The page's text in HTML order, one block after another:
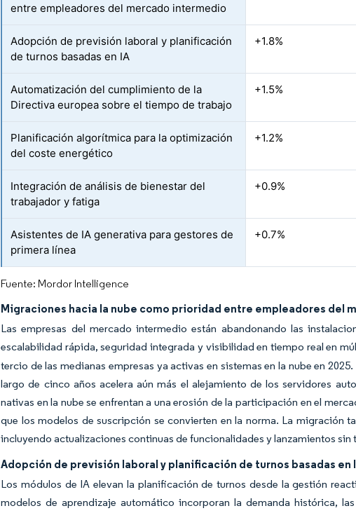
entre empleadores del mercado intermedio
Adopción de previsión laboral y planificación
de turnos basadas en IA
+1.8%
Automatización del cumplimiento de la
Directiva europea sobre el tiempo de trabajo
+1.5%
Planificación algorítmica para la optimización
del coste energético
+1.2%
Integración de análisis de bienestar del
trabajador y fatiga
+0.9%
Asistentes de IA generativa para gestores de
primera línea
+0.7%
Fuente: Mordor Intelligence
Migraciones hacia la nube como prioridad entre empleadores del
Las empresas del mercado intermedio están abandonando las
escalabilidad rápida, seguridad integrada y visibilidad en tiempo real en
tercio de las medianas empresas ya activas en sistemas en la nube en
largo de cinco años acelera aún más el alejamiento de los servidores
nativas en la nube se enfrentan a una erosión de la participación en el
que los modelos de suscripción se convierten en la norma. La migración
incluyendo actualizaciones continuas de funcionalidades y lanzamientos
Adopción de previsión laboral y planificación de turnos basadas en
Los módulos de IA elevan la planificación de turnos desde la gestión
modelos de aprendizaje automático incorporan la demanda histórica,